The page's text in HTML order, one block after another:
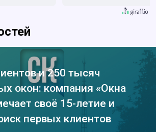
и 250 тысяч
окон: компания «Окна
своё 15-летие и
первых клиентов